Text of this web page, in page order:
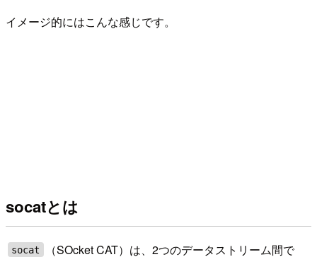
イメージ的にはこんな感じです。
socatとは
socat
（SOcket CAT）は、2つのデータストリーム間で